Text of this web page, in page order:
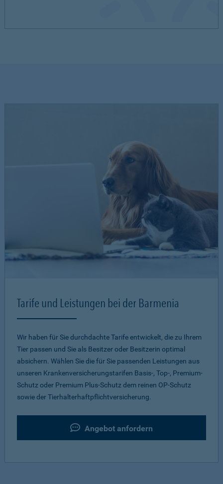
Tarife und Leistungen bei der Barmenia
Wir haben für Sie durchdachte Tarife entwickelt, die zu Ihrem
Tier passen und Sie als Besitzer oder Besitzerin optimal
absichern. Wählen Sie die für Sie passenden Leistungen aus
unseren Krankenversicherungstarifen Basis-, Top-, Premium-
Schutz oder Premium Plus-Schutz dem reinen OP-Schutz
sowie der Tierhalterhaftpflichtversicherung.
Angebot anfordern